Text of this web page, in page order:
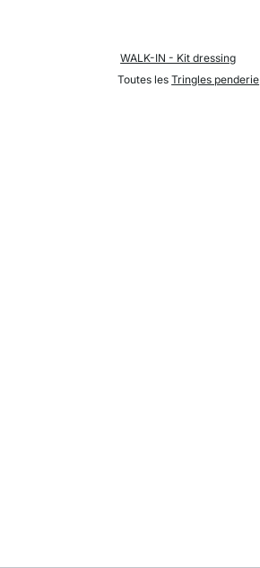
WALK-IN - Kit dressing
Toutes lesTringles penderie